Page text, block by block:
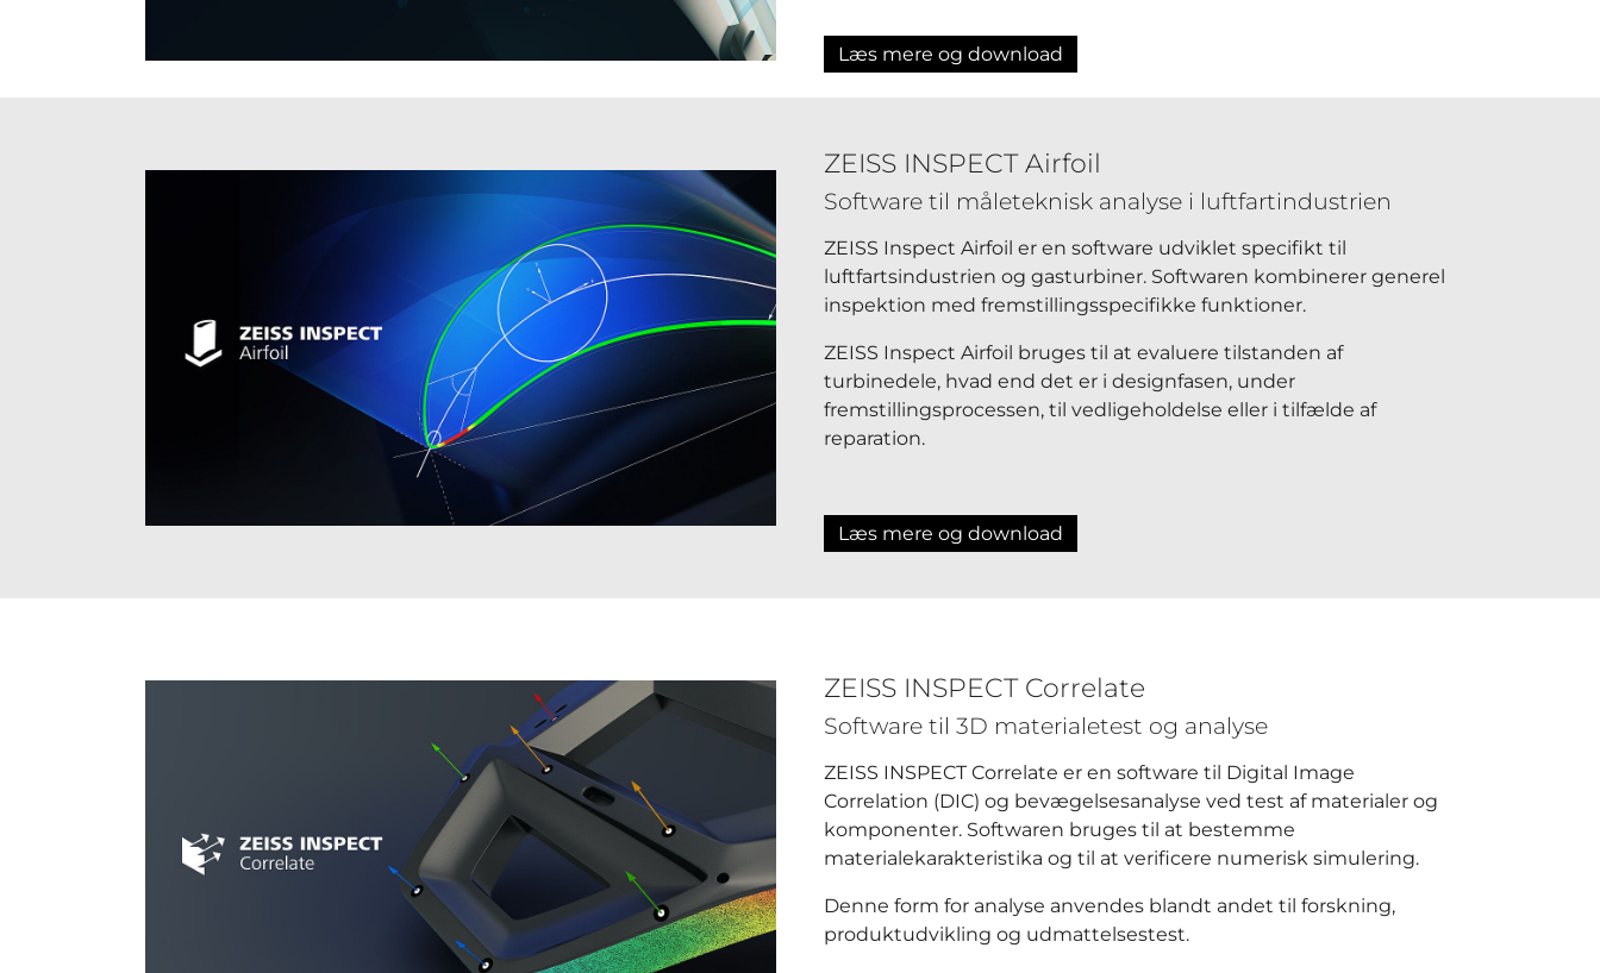
Læs mere og download
ZEISS INSPECT Airfoil
Software til måleteknisk analyse i luftfartindustrien
ZEISS Inspect Airfoil er en software udviklet specifikt til
luftfartsindustrien og gasturbiner. Softwaren kombinerer generel
inspektion med fremstillingsspecifikke funktioner.
ZEISS Inspect Airfoil bruges til at evaluere tilstanden af
turbinedele, hvad end det er i designfasen, under
fremstillingsprocessen, til vedligeholdelse eller i tilfælde af
reparation.
Læs mere og download
ZEISS INSPECT Correlate
Software til 3D materialetest og analyse
ZEISS INSPECT Correlate er en software til Digital Image
Correlation (DIC) og bevægelsesanalyse ved test af materialer og
komponenter. Softwaren bruges til at bestemme
materialekarakteristika og til at verificere numerisk simulering.
Denne form for analyse anvendes blandt andet til forskning,
produktudvikling og udmattelsestest.